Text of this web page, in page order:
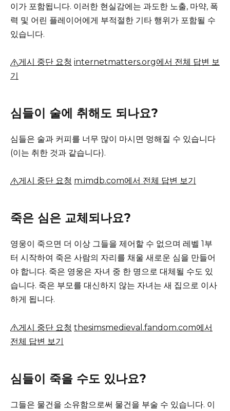
이가 포함됩니다. 이러한 현실감에는 과도한 노출, 마약, 폭
력 및 어린 플레이어에게 부적절한 기타 행위가 포함될 수
있습니다.
게시 중단 요청 internetmatters.org에서 전체 답변 보
기
심들이 술에 취해도 되나요?
심들은 술과 커피를 너무 많이 마시면 ​​멍해질 수 있습니다
(이는 취한 것과 같습니다).
게시 중단 요청 m.imdb.com에서 전체 답변 보기
죽은 심은 교체되나요?
영웅이 죽으면 더 이상 그들을 제어할 수 없으며 레벨 1부
터 시작하여 죽은 사람의 자리를 채울 새로운 심을 만들어
야 합니다. 죽은 영웅은 자녀 중 한 명으로 대체될 수도 있
습니다. 죽은 부모를 대신하지 않는 자녀는 새 집으로 이사
하게 됩니다.
게시 중단 요청 thesimsmedieval.fandom.com에서
전체 답변 보기
심들이 죽을 수도 있나요?
그들은 물건을 소유함으로써 물건을 부술 수 있습니다. 이